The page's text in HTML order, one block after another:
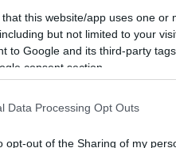
that this website/app uses one
but not limited to your
to Google and its third-party
consent section.
Data Processing Opt Outs
opt-out of the Sharing of my